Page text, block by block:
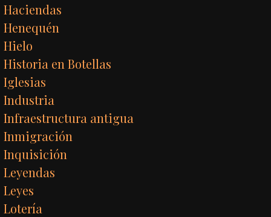
Haciendas
Henequén
Hielo
Historia en Botellas
Iglesias
Industria
Infraestructura antigua
Inmigración
Inquisición
Leyendas
Leyes
Lotería